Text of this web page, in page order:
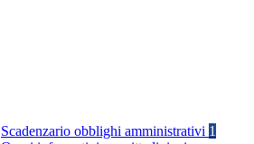
Scadenzario obblighi amministrativi 1